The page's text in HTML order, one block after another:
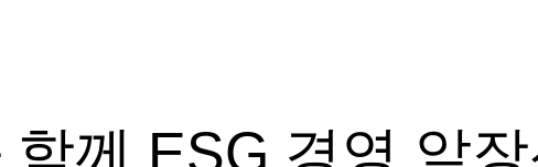
께 ESG 경영 앞